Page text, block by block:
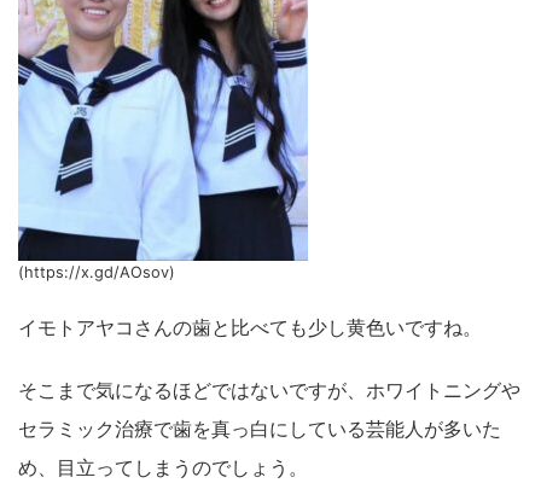
(https://x.gd/AOsov)
イモトアヤコさんの歯と比べても少し黄色いですね。
そこまで気になるほどではないですが、ホワイトニングや
セラミック治療で歯を真っ白にしている芸能人が多いた
め、目立ってしまうのでしょう。